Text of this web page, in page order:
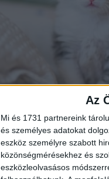
Az
Mi és 1731 partnereink
és személyes adatokat
eszköz személyre szabott
közönségmérésekhez és
eszközleolvasásos